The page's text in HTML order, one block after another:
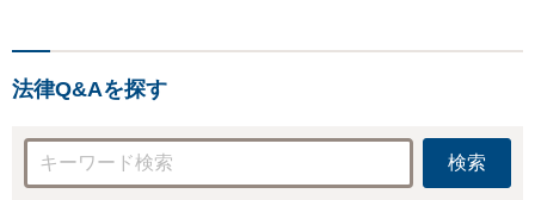
法律Q&Aを探す
検索